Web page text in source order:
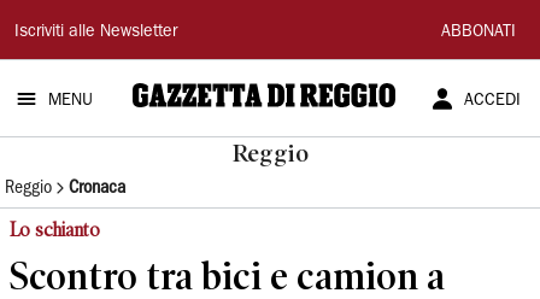
Gazzetta
di
Reggio
Iscriviti alle Newsletter ABBONATI
MENU ACCEDI
Reggio
Reggio Cronaca
Lo schianto
Scontro tra bici e camion a